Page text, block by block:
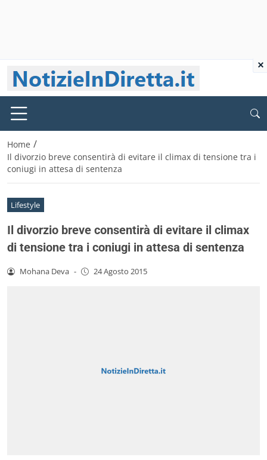
Home /
Il divorzio breve consentirà di evitare il climax di tensione tra i
coniugi in attesa di sentenza
Lifestyle
Il divorzio breve consentirà di evitare il climax
di tensione tra i coniugi in attesa di sentenza
Mohana Deva - 24 Agosto 2015
×